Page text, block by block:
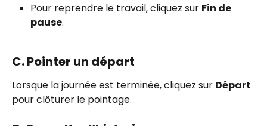
Pour reprendre le travail, cliquez sur Fin de
pause.
C. Pointer un départ
Lorsque la journée est terminée, cliquez sur Départ
pour clôturer le pointage.